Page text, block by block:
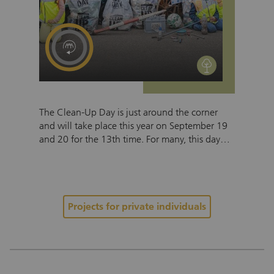
environment
The Clean-Up Day is just around the corner
and will take place this year on September 19
and 20 for the 13th time. For many, this day
number that shows the great commitment to
our environment. This day offers a fantastic
opportunity to send a strong message for
we can all make a visible difference together.
Projects for private individuals